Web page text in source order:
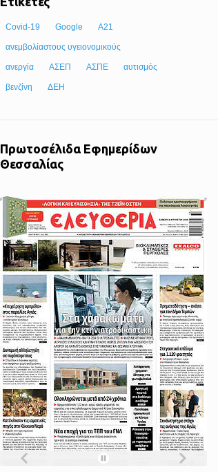
Covid-19 Google Α21
ανεμβολίαστους υγειονομικούς
ανεργία ΑΣΕΠ ΑΣΠΕ αυτισμός
βενζίνη ΔΕΗ
Πρωτοσέλιδα Εφημερίδων
Θεσσαλίας